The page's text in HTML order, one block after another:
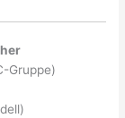
Gruppe)